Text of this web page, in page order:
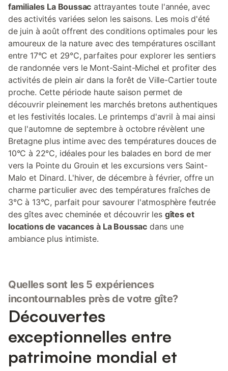
familiales La Boussac attrayantes toute l'année, avec
des activités variées selon les saisons. Les mois d'été
de juin à août offrent des conditions optimales pour les
amoureux de la nature avec des températures oscillant
entre 17°C et 29°C, parfaites pour explorer les sentiers
de randonnée vers le Mont-Saint-Michel et profiter des
activités de plein air dans la forêt de Ville-Cartier toute
proche. Cette période haute saison permet de
découvrir pleinement les marchés bretons authentiques
et les festivités locales. Le printemps d'avril à mai ainsi
que l'automne de septembre à octobre révèlent une
Bretagne plus intime avec des températures douces de
10°C à 22°C, idéales pour les balades en bord de mer
vers la Pointe du Grouin et les excursions vers Saint-
Malo et Dinard. L'hiver, de décembre à février, offre un
charme particulier avec des températures fraîches de
3°C à 13°C, parfait pour savourer l'atmosphère feutrée
des gîtes avec cheminée et découvrir les gîtes et
locations de vacances à La Boussac dans une
ambiance plus intimiste.
Quelles sont les 5 expériences
incontournables près de votre gîte?
Découvertes
exceptionnelles entre
patrimoine mondial et